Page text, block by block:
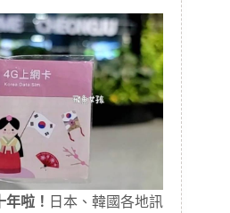
啦！ 日本、韓國各地訊